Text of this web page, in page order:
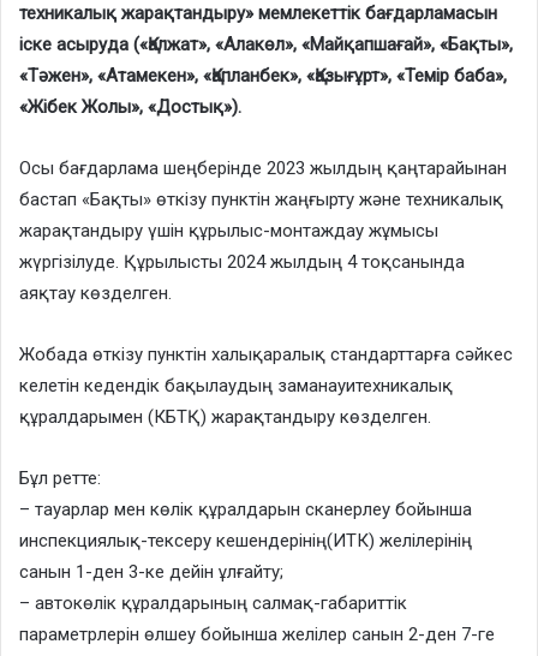
техникалық жарақтандыру» мемлекеттік бағдарламасын
іске асыруда («Қалжат», «Алакөл», «Майқапшағай», «Бақты»,
«Тәжен», «Атамекен», «Қапланбек», «Қазығұрт», «Темір баба»,
«Жібек Жолы», «Достық»).
Осы бағдарлама шеңберінде 2023 жылдың қаңтарайынан
бастап «Бақты» өткізу пунктін жаңғырту және техникалық
жарақтандыру үшін құрылыс-монтаждау жұмысы
жүргізілуде. Құрылысты 2024 жылдың 4 тоқсанында
аяқтау көзделген.
Жобада өткізу пунктін халықаралық стандарттарға сәйкес
келетін кедендік бақылаудың заманауитехникалық
құралдарымен (КБТҚ) жарақтандыру көзделген.
Бұл ретте:
– тауарлар мен көлік құралдарын сканерлеу бойынша
инспекциялық-тексеру кешендерінің(ИТК) желілерінің
санын 1-ден 3-ке дейін ұлғайту;
– автокөлік құралдарының салмақ-габариттік
параметрлерін өлшеу бойынша желілер санын 2-ден 7-ге